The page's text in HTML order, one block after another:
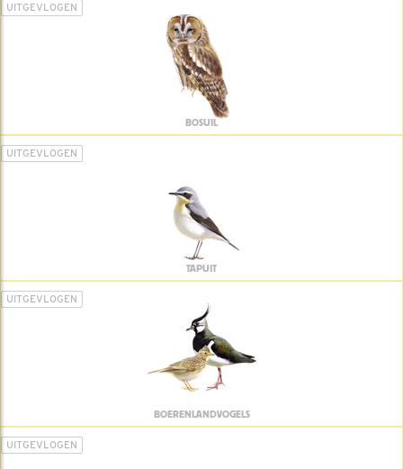
UITGEVLOGEN
BOSUIL
UITGEVLOGEN
TAPUIT
UITGEVLOGEN
BOERENLANDVOGELS
UITGEVLOGEN